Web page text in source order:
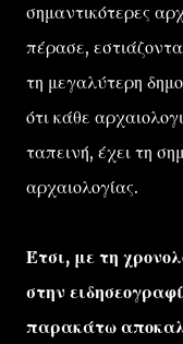
σημαντικότερες
πέρασε,
τη μεγαλύτερη
ότι κάθε
ταπεινή, έχει τη
αρχαιολογίας.
Έτσι, με τη
στην
παρακάτω